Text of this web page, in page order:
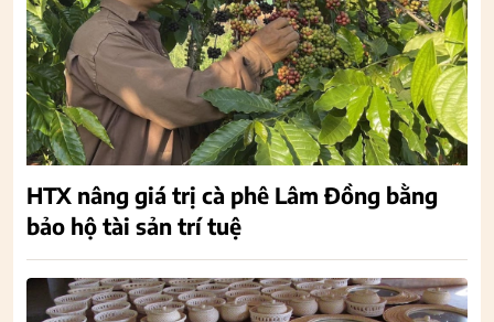
HTX nâng giá trị cà phê Lâm Đồng bằng
bảo hộ tài sản trí tuệ